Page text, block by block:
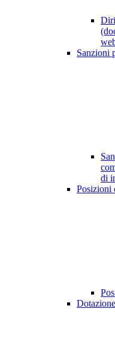
Sanzioni
di
Posizioni